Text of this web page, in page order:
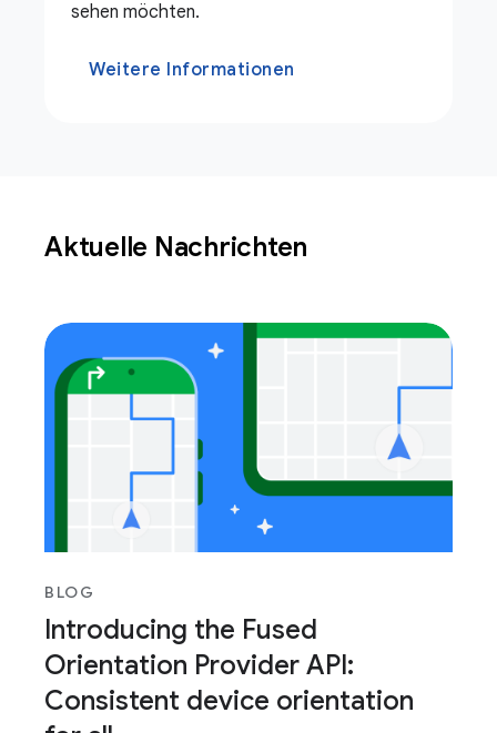
sehen möchten.
Weitere Informationen
Aktuelle Nachrichten
BLOG
Introducing the Fused
Orientation Provider API:
Consistent device orientation